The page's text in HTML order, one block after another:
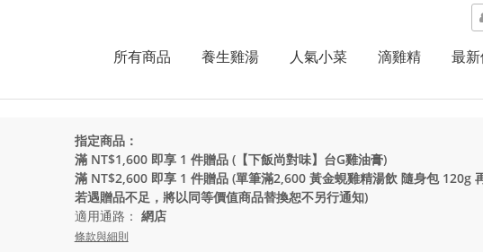
所有商品 養生雞湯 人氣小菜 滴雞精 最
指定商品：
滿 NT$1,600 即享 1 件贈品 (【下飯尚對味】台G雞油膏)
滿 NT$2,600 即享 1 件贈品 (單筆滿2,600 黃金蜆雞精湯飲 隨身包 120g
若遇贈品不足，將以同等價值商品替換恕不另行通知)
適用通路： 網店
條款與細則